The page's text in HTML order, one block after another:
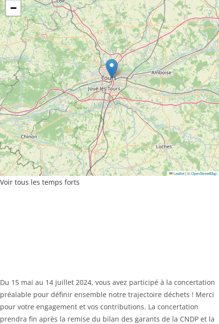
−
Leaflet|©OpenStreetMap
Voir tous les temps forts
Du 15 mai au 14 juillet 2024, vous avez participé à la concertation
préalable pour définir ensemble notre trajectoire déchets ! Merci
pour votre engagement et vos contributions. La concertation
prendra fin après la remise du bilan des garants de la CNDP et la